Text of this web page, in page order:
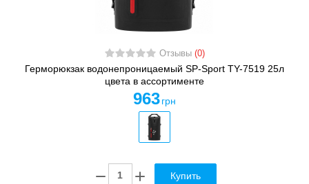
Отзывы (0)
Герморюкзак водонепроницаемый SP-Sport TY-7519 25л
цвета в ассортименте
963 грн
Купить